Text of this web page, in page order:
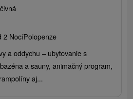
2 NocíPolopenze
a oddychu – ubytovanie s
a sauny, animačný program,
aj...